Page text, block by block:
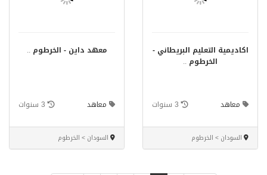
اكاديمية التعليم البريطاني -
الخرطوم ..
معاهد 3 سنوات
السودان > الخرطوم
معهد داين - الخرطوم ..
معاهد 3 سنوات
السودان > الخرطوم